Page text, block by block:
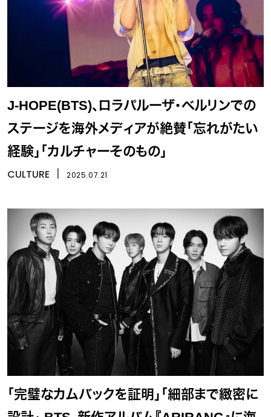
J-HOPE(BTS)、ロラパルーザ・ベルリンでの
ステージを海外メディアが絶賛「忘れがたい
経験」「カルチャーそのもの」
CULTURE 2025.07.21
「完璧なカムバックを証明」「細部まで緻密に